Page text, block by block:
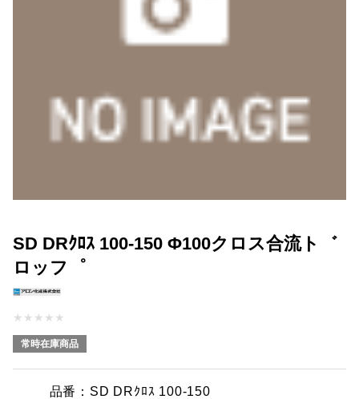
SD DRｸﾛｽ 100-150 Φ100クロス合流ト゛
ロッフ゜
★ ★ ★ ★ ★
常時在庫商品
品番： SD DRｸﾛｽ 100-150